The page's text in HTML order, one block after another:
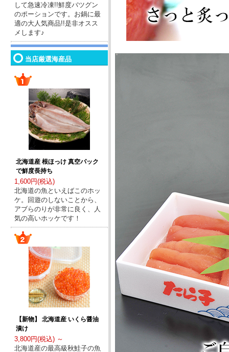
して急速冷凍!!鮮度バツグン
のポーションです。お鍋に最
適の大人気商品!!是非オスス
メします♪
当店厳選海産品
北海道産 根ほっけ 真空パック
で鮮度長持ち
1,600円(税込)
北海道の魚といえばこのホッ
ケ。回遊のしないことから、
アブらのりが非常に良く、人
気の高いホッケです！
【新物】 北海道産 いくら醤油
漬け
3,800円(税込) ～
北海道産の最高級秋鮭子の魚